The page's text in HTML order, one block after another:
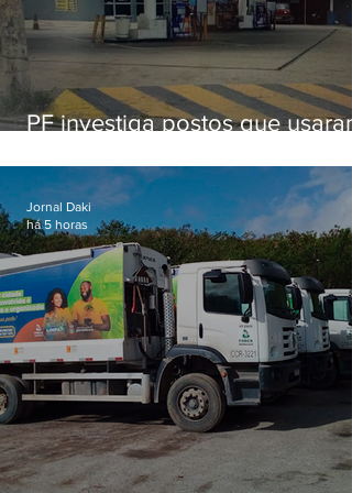
PF investiga postos que usaram
secretário morto em 2020
Jornal Daki
há 5 horas